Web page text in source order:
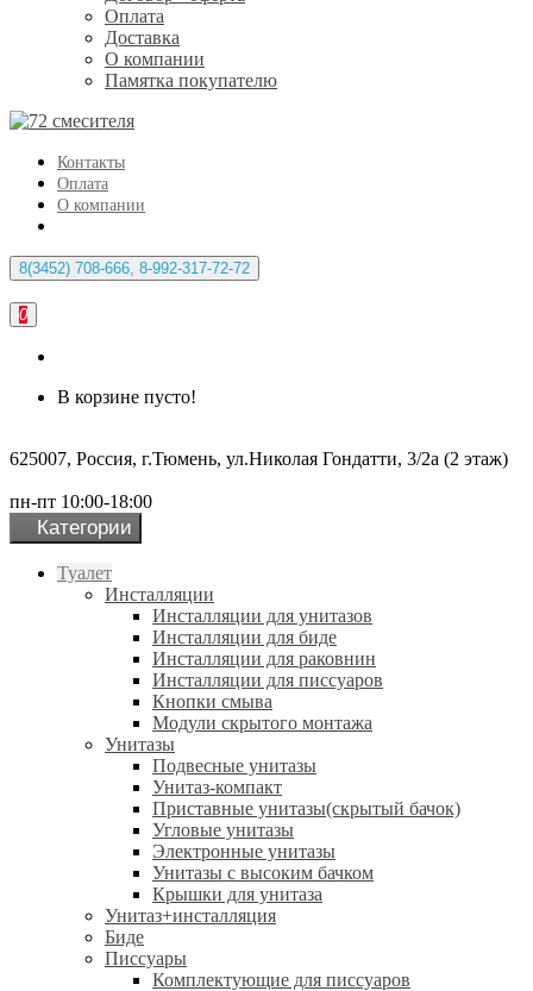
Оплата
Доставка
О компании
Памятка покупателю
Контакты
Оплата
О компании
8(3452) 708-666, 8-992-317-72-72
0
В корзине пусто!
625007, Россия, г.Тюмень, ул.Николая Гондатти, 3/2а (2 этаж)
пн-пт 10:00-18:00
Категории
Туалет
Инсталляции
Инсталляции для унитазов
Инсталляции для биде
Инсталляции для раковнин
Инсталляции для писсуаров
Кнопки смыва
Модули скрытого монтажа
Унитазы
Подвесные унитазы
Унитаз-компакт
Приставные унитазы(скрытый бачок)
Угловые унитазы
Электронные унитазы
Унитазы с высоким бачком
Крышки для унитаза
Унитаз+инсталляция
Биде
Писсуары
Комплектующие для писсуаров